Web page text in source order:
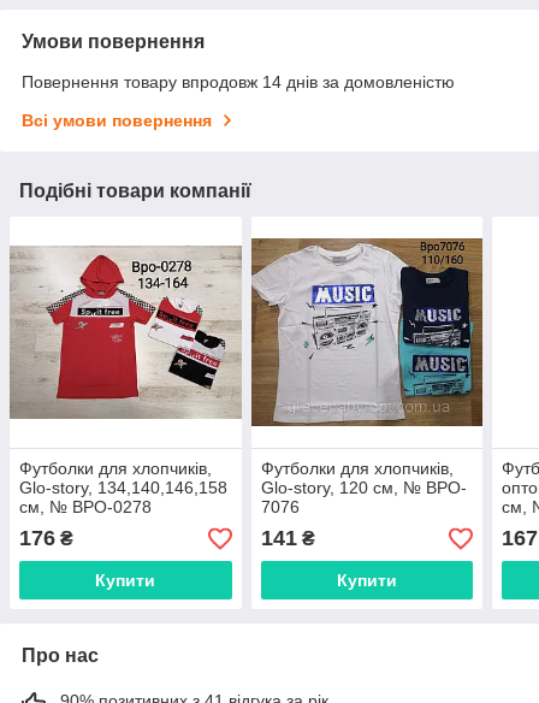
Умови повернення
Повернення товару впродовж 14 днів за домовленістю
Всі умови повернення
Подібні товари компанії
Футболки для хлопчиків,
Glo-story, 134,140,146,158
см, № BPO-0278
176 ₴
Купити
Футболки для хлопчиків,
Glo-story, 120 см, № BPO-
7076
141₴
Купити
см,
167
Про нас